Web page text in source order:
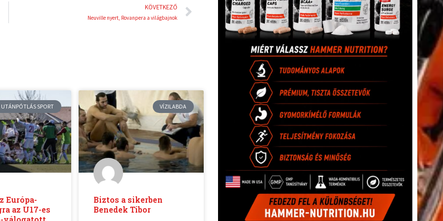
KÖVETKEZŐ
Neuville nyert, Rovanpera a világbajnok
Következő
UTÁNPÓTLÁS SPORT
Európa-
az U17-es
VÍZILABDA
Biztos a sikerben
Benedek Tibor